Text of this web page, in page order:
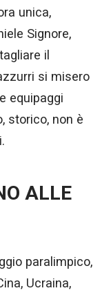
unica,
Signore,
il
si misero
equipaggi
storico, non è
ALLE
paralimpico,
Ucraina,